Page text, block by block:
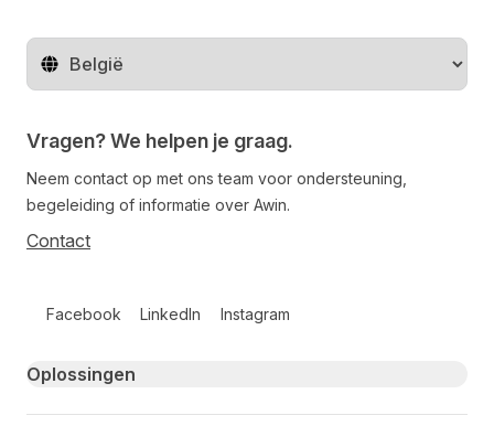
Regio wijzigen
Vragen? We helpen je graag.
Neem contact op met ons team voor ondersteuning,
begeleiding of informatie over Awin.
Contact
Facebook LinkedIn Instagram
Primary footer navigation
Oplossingen